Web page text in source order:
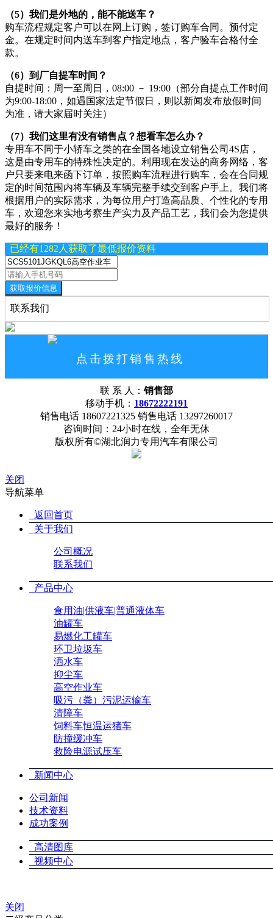
（5）我们是外地的，能不能送车？
购车流程规定客户可以在网上订购，签订购车合同。预付定
金。在规定时间内送车到客户指定地点，客户验车合格付全
款。
（6）到厂自提车时间？
自提时间：周一至周日，08:00 － 19:00（部分自提点工作时间
为9:00-18:00，如遇国家法定节假日，则以新闻发布放假时间
为准，请大家届时关注）
（7）我们这里有没有销售点？想看车怎么办？
专用车不同于小轿车之类的在全国各地设立销售公司4S店，
这是由专用车的特殊性决定的。利用现在发达的商务网络，客
户只要来电来函下订单，按照购车流程进行购车，会在合同规
定的时间范围内将车辆及车辆完整手续交到客户手上。我们将
根据用户的实际需求，为每位用户打造高品质、个性化的专用
车，欢迎您来实地考察生产实力及产品工艺，我们会为您提供
最好的服务！
已经有1282人获取了最低报价资料
获取报价信息
联系我们
点击拨打销售热线
18672222191
公司概况
联 系 人：销售部
移动手机： 18672222191
销售电话 18607221325 销售电话 13297260017
咨询时间：24小时在线，全年无休
版权所有©湖北润力专用汽车有限公司
关闭
导航菜单
返回首页
关于我们
公司概况
联系我们
产品中心
食用油|供液车|普通液体车
油罐车
易燃化工罐车
环卫垃圾车
洒水车
抑尘车
高空作业车
吸污（粪）污泥运输车
清障车
饲料车恒温运猪车
防撞缓冲车
救险电源试压车
新闻中心
公司新闻
技术资料
成功案例
高清图库
视频中心
关闭